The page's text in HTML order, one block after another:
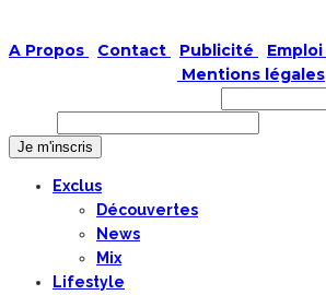
A Propos Contact Publicité Emploi
Mentions légales
Exclus
Découvertes
News
Mix
Lifestyle